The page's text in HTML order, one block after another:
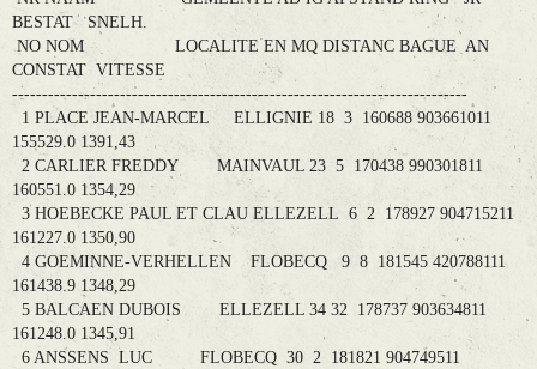
BESTAT SNELH.
NO NOM LOCALITE EN MQ DISTANC BAGUE AN
CONSTAT VITESSE
----------------------------------------------------------------------------
1 PLACE JEAN-MARCEL ELLIGNIE 18 3 160688 903661011
155529.0 1391,43
2 CARLIER FREDDY MAINVAUL 23 5 170438 990301811
160551.0 1354,29
3 HOEBECKE PAUL ET CLAU ELLEZELL 6 2 178927 904715211
161227.0 1350,90
4 GOEMINNE-VERHELLEN FLOBECQ 9 8 181545 420788111
161438.9 1348,29
5 BALCAEN DUBOIS ELLEZELL 34 32 178737 903634811
161248.0 1345,91
6 ANSSENS LUC FLOBECQ 30 2 181821 904749511